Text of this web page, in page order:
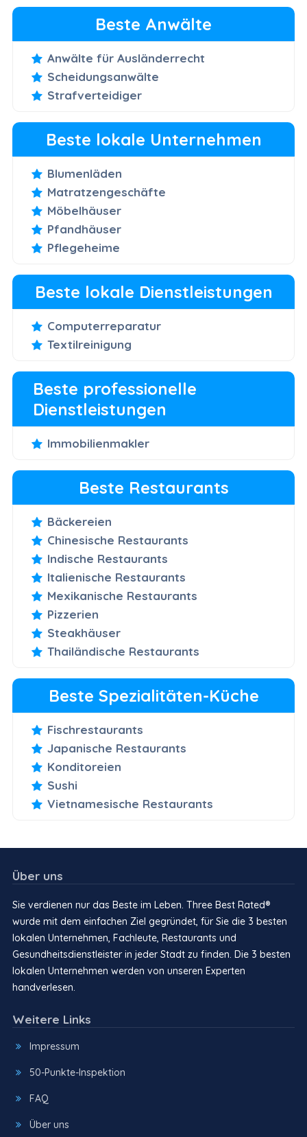
Beste Anwälte
Anwälte für Ausländerrecht
Scheidungsanwälte
Strafverteidiger
Beste lokale Unternehmen
Blumenläden
Matratzengeschäfte
Möbelhäuser
Pfandhäuser
Pflegeheime
Beste lokale Dienstleistungen
Computerreparatur
Textilreinigung
Beste professionelle
Dienstleistungen
Immobilienmakler
Beste Restaurants
Bäckereien
Chinesische Restaurants
Indische Restaurants
Italienische Restaurants
Mexikanische Restaurants
Pizzerien
Steakhäuser
Thailändische Restaurants
Beste Spezialitäten-Küche
Fischrestaurants
Japanische Restaurants
Konditoreien
Sushi
Vietnamesische Restaurants
Über uns
Sie verdienen nur das Beste im Leben. Three Best Rated®
wurde mit dem einfachen Ziel gegründet, für Sie die 3 besten
lokalen Unternehmen, Fachleute, Restaurants und
Gesundheitsdienstleister in jeder Stadt zu finden. Die 3 besten
lokalen Unternehmen werden von unseren Experten
handverlesen.
Weitere Links
Impressum
50-Punkte-Inspektion
FAQ
Über uns